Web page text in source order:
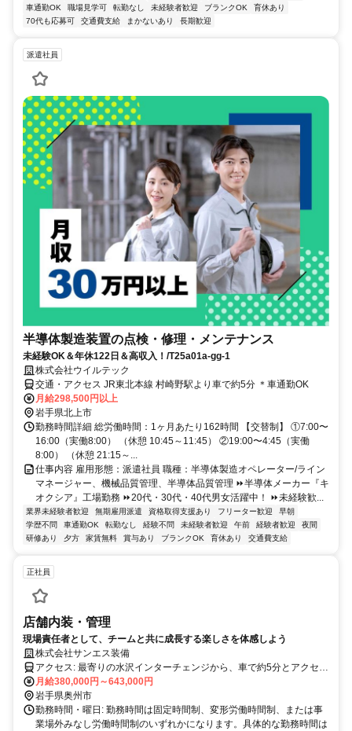
車通勤OK
職場見学可 転勤なし 未経験者歓迎 ブランクOK
育休あり
70代も応募可
交通費支給 まかないあり 長期歓迎
派遣社員
半導体製造装置の点検・修理・メンテナンス
未経験OK＆年休122日＆高収入！/T25a01a-gg-1
株式会社ウイルテック
交通・アクセス JR東北本線 村崎野駅より車で約5分 ＊車通勤OK
月給298,500円以上
岩手県北上市
勤務時間詳細 総労働時間：1ヶ月あたり162時間 【交替制】 ①7:00〜
16:00（実働8:00） （休憩 10:45～11:45） ②19:00〜4:45（実働
8:00） （休憩 21:15～...
仕事内容 雇用形態：派遣社員 職種：半導体製造オペレーター/ライン
マネージャー、機械品質管理、半導体品質管理 ⏩半導体メーカー『キ
オクシア』工場勤務 ⏩20代・30代・40代男女活躍中！ ⏩未経験歓...
業界未経験者歓迎 無期雇用派遣 資格取得支援あり フリーター歓迎
早朝
学歴不問
車通勤OK 転勤なし 経験不問 未経験者歓迎 午前 経験者歓迎
夜間
研修あり
夕方 家賃無料 賞与あり ブランクOK 育休あり 交通費支給
正社員
店舗内装・管理
現場責任者として、チームと共に成長する楽しさを体感しよう
株式会社サンエス装備
アクセス: 最寄りの水沢インターチェンジから、車で約5分とアクセス
も良好です。駐車場完備のため、マイカー通勤も可能です。勤務地へ
のアクセス方法については、具体的なルートなどもご案内いたします
ので、お気軽にお問い合わせください。
月給380,000円～643,000円
岩手県奥州市
勤務時間・曜日: 勤務時間は固定時間制、変形労働時間制、または事
業場外みなし労働時間制のいずれかになります。具体的な勤務時間は